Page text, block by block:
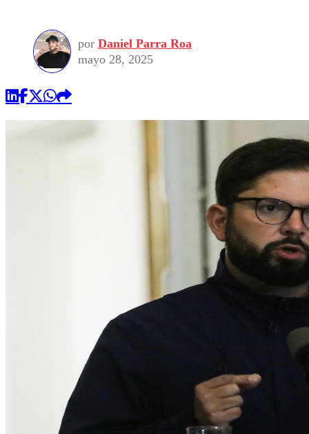
Universidad Católica
Universidad de Chile
Política
Sustentabilidad
Comercial
por Daniel Parra Roa
mayo 28, 2025